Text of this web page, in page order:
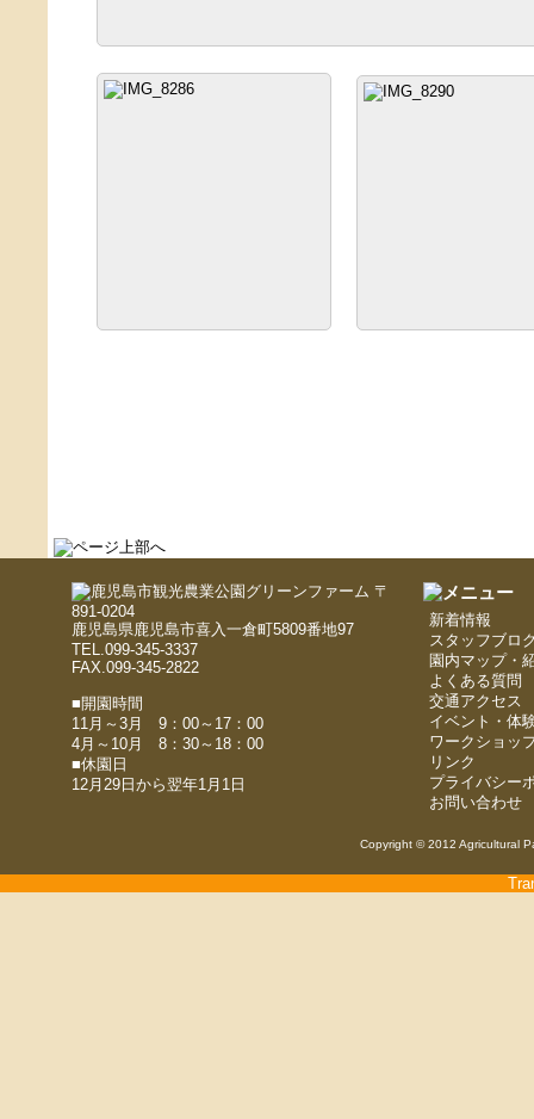
〒
891-0204
鹿児島県鹿児島市喜入一倉町5809番地97
TEL.099-345-3337
FAX.099-345-2822
■開園時間
11月～3月 9：00～17：00
4月～10月 8：30～18：00
■休園日
12月29日から翌年1月1日
新着情報
スタッフブロ
園内マップ・
よくある質問
交通アクセス
イベント・体
ワークショッ
リンク
プライバシー
お問い合わせ
Copyright © 2012 Agricultural